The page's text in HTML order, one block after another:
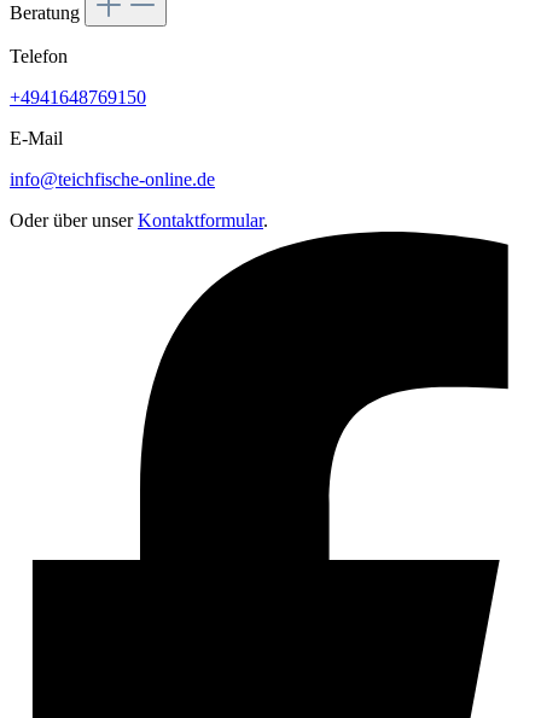
Beratung
Telefon
+4941648769150
E-Mail
info@teichfische-online.de
Oder über unserKontaktformular.